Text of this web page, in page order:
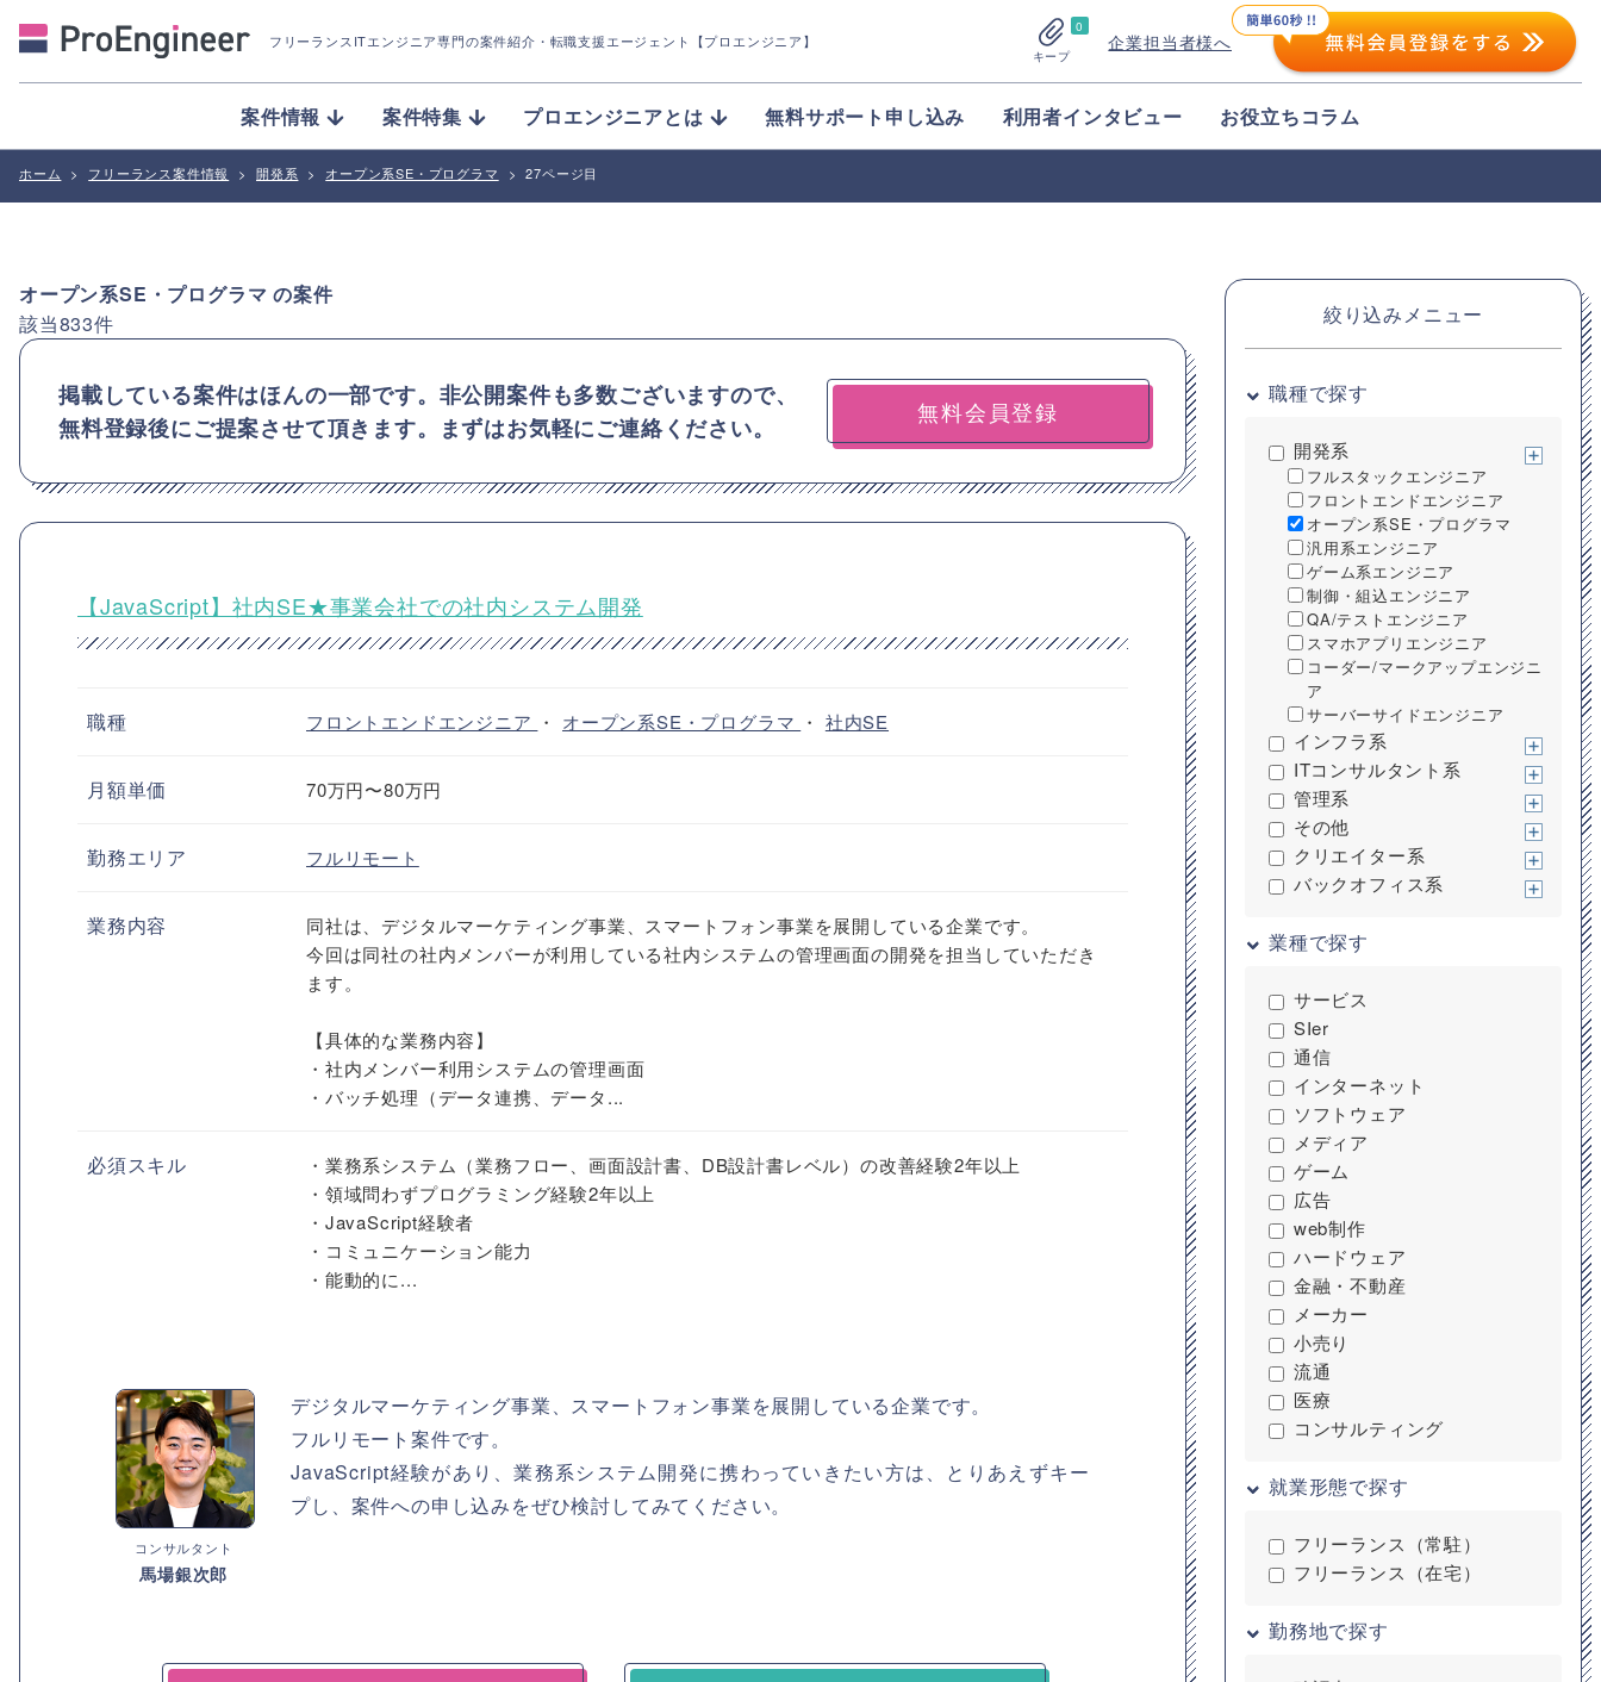
フリーランスITエンジニア専門の案件紹介 ・転職支援エージェント【プロエンジニア】
0
キープ
企業担当者様へ
案件情報 案件特集 プロエンジニアとは 無料サポート申し込み 利用者インタビュー お役立ちコラム
ホーム > フリーランス案件情報 > 開発系 > オープン系SE・プログラマ > 27ページ目
オープン系SE・プログラマの案件
該当833件
掲載している案件はほんの一部です。非公開案件も多数ございますので、
無料登録後にご提案させて頂きます。まずはお気軽にご連絡ください。
無料会員登録
【JavaScript】社内SE★事業会社での社内システム開発
職種 フロントエンドエンジニア ・ オープン系SE・プログラマ ・ 社内SE
月額単価 70万円〜80万円
勤務エリア フルリモート
業務内容
同社は、デジタルマーケティング事業、スマートフォン事業を展開している企業です。
今回は同社の社内メンバーが利用している社内システムの管理画面の開発を担当していただき
ます。
【具体的な業務内容】
・社内メンバー利用システムの管理画面
・バッチ処理（データ連携、データ...
必須スキル
・業務系システム（業務フロー、画面設計書、DB設計書レベル）の改善経験2年以上
・領域問わずプログラミング経験2年以上
・JavaScript経験者
・コミュニケーション能力
・能動的に...
コンサルタント
馬場銀次郎
デジタルマーケティング事業、スマートフォン事業を展開している企業です。
フルリモート案件です。
JavaScript経験があり、業務系システム開発に携わっていきたい方は、とりあえずキー
プし、案件への申し込みをぜひ検討してみてください。
絞り込みメニュー
職種で探す
開発系
フルスタックエンジニア
フロントエンドエンジニア
オープン系SE・プログラマ
汎用系エンジニア
ゲーム系エンジニア
制御・組込エンジニア
QA/テストエンジニア
スマホアプリエンジニア
コーダー/マークアップエンジニ
ア
サーバーサイドエンジニア
インフラ系
ITコンサルタント系
管理系
その他
クリエイター系
バックオフィス系
業種で探す
サービス
SIer
通信
インターネット
ソフトウェア
メディア
ゲーム
広告
web制作
ハードウェア
金融・不動産
メーカー
小売り
流通
医療
コンサルティング
就業形態で探す
フリーランス（常駐）
フリーランス（在宅）
勤務地で探す